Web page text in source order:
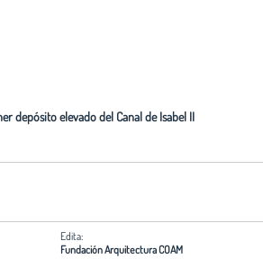
depósito elevado del Canal de Isabel II
Edita:
Fundación Arquitectura COAM